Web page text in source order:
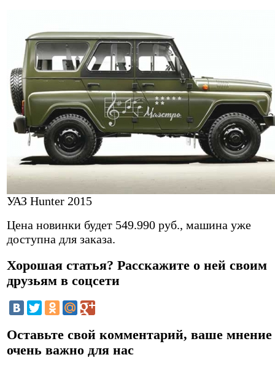
УАЗ Hunter 2015
Цена новинки будет 549.990 руб., машина уже
доступна для заказа.
Хорошая статья? Расскажите о ней своим
друзьям в соцсети
Оставьте свой комментарий, ваше мнение
очень важно для нас